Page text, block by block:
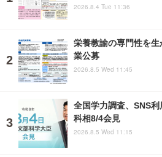
2026.8.4 Tue 11:36
栄養教諭の専門性を
業公募
2026.8.5 Wed 11:45
全国学力調査、SNS
科相8/4会見
2026.8.5 Wed 11:15